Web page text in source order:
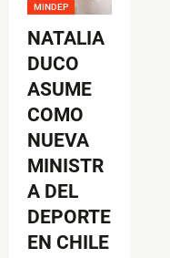
MINDEP
NATALIA
DUCO
ASUME
COMO
NUEVA
MINISTR
A DEL
DEPORTE
EN CHILE